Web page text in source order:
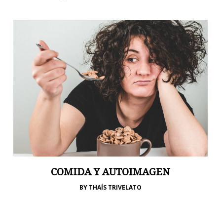
COMIDA Y AUTOIMAGEN
BY THAÍS TRIVELATO